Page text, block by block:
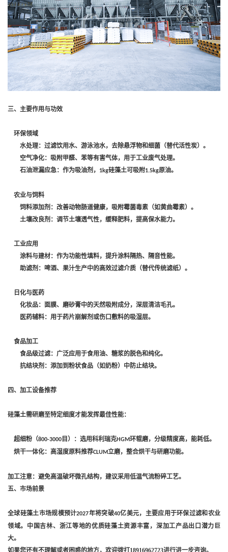
‌三、主要作用与功效‌
‌环保领域‌
‌水处理‌：过滤饮用水、游泳池水，去除悬浮物和细菌（替代活性炭）。
‌空气净化‌：吸附甲醛、苯等有害气体，用于工业废气处理。
‌石油泄漏应急‌：作为吸油剂，
1kg硅藻土可吸附1.5kg原油。
‌农业与饲料‌
‌饲料添加剂‌：改善动物肠道健康，吸附霉菌毒素（如黄曲霉素）。
‌土壤改良剂‌：调节土壤透气性，缓释肥料，提高保水能力。
‌工业应用‌
‌涂料与建材‌：作为功能性填料，提升涂料隔热、隔音性能。
‌助滤剂‌：啤酒、果汁生产中的高效过滤介质（替代传统滤纸）。
‌日化与医药‌
‌化妆品‌：面膜、磨砂膏中的天然吸附成分，深层清洁毛孔。
‌医药辅料‌：用于药片崩解剂或伤口敷料的吸湿层。
‌食品加工‌
‌食品级过滤‌：广泛应用于食用油、糖浆的脱色和纯化。
‌抗结块剂‌：添加到粉状食品（如奶粉）中防止结块。
‌四、加工设备推荐‌
硅藻土需研磨至特定细度才能发挥最佳性能：
‌超细粉（800-3000 目）‌：选用科利瑞克‌HGM环辊磨‌，分级精度高，能耗低。
‌烘干一体化‌：高湿度原料推荐‌CLUM立磨‌，整合烘干与研磨功能。
‌加工注意‌：避免高温破坏微孔结构，建议采用低温气流粉碎工艺。
‌五、市场前景‌
全球硅藻土市场规模预计2027年将突破40亿美元，主要应用于环保过滤和农业
领域。中国吉林、浙江等地的优质硅藻土资源丰富，深加工产品出口潜力巨
大。
如果您还有不理解或者困惑的地方，欢迎拨打18916962723进行进一步咨询。